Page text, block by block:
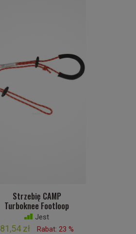
Strzebię CAMP
Turboknee Footloop
Jest
81,54 zł Rabat: 23 %